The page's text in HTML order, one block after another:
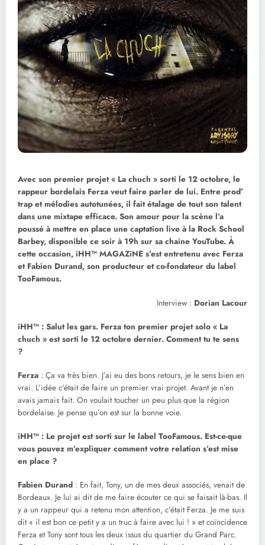
Avec son premier projet « La chuch » sorti le 12 octobre, le
rappeur bordelais Ferza veut faire parler de lui. Entre prod°
trap et mélodies autotunées, il fait étalage de tout son talent
dans une mixtape efficace. Son amour pour la scène l’a
poussé à mettre en place une captation live à la Rock School
Barbey, disponible ce soir à 19h sur sa chaine YouTube. À
cette occasion, iHH™ MAGAZiNE s’est entretenu avec Ferza
et Fabien Durand, son producteur et co-fondateur du label
TooFamous.
Interview : Dorian Lacour
iHH™ : Salut les gars. Ferza ton premier projet solo « La
chuch » est sorti le 12 octobre dernier. Comment tu te sens
?
Ferza : Ça va très bien. J’ai eu des bons retours, je le sens bien en
vrai. L’idée c’était de faire un premier vrai projet. Avant je n’en
avais jamais fait. On voulait toucher un peu plus que la région
bordelaise. Je pense qu’on est sur la bonne voie.
iHH™ : Le projet est sorti sur le label TooFamous. Est-ce-que
vous pouvez m’expliquer comment votre relation s’est mise
en place ?
Fabien Durand : En fait, Tony, un de mes deux associés, venait de
Bordeaux. Je lui ai dit de me faire écouter ce qui se faisait là-bas. Il
y a un rappeur qui a retenu mon attention, c’était Ferza. Je me suis
dit « il est bon ce petit y a un truc à faire avec lui ! » et coïncidence
Ferza et Tony sont tous les deux issus du quartier du Grand Parc.